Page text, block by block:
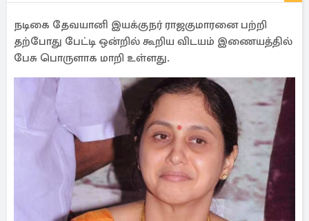
நடிகை தேவயானி இயக்குநர் ராஜகுமாரனை பற்றி
தற்போது பேட்டி ஒன்றில் கூறிய விடயம் இணையத்தில்
பேசு பொருளாக மாறி உள்ளது.